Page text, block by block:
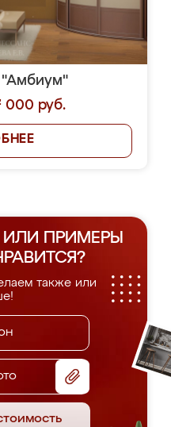
000 руб.
ИЛИ ПРИМЕРЫ
также или